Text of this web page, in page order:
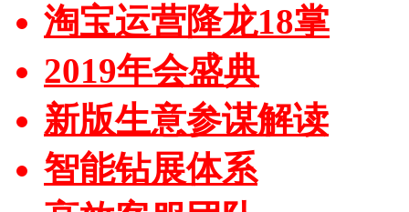
淘宝运营降龙18掌
2019年会盛典
新版生意参谋解读
智能钻展体系